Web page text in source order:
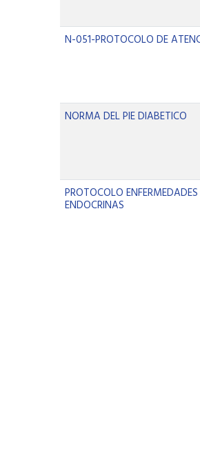
N-051-PROTOCOLO DE
NORMA DEL PIE DIABETICO
PROTOCOLO
ENDOCRINAS